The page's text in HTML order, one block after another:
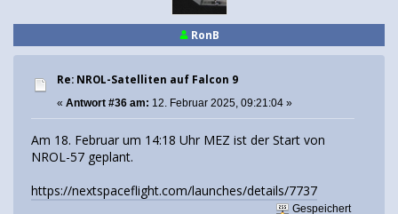
RonB
Re: NROL-Satelliten auf Falcon 9
« Antwort #36 am: 12. Februar 2025, 09:21:04 »
Am 18. Februar um 14:18 Uhr MEZ ist der Start von
NROL-57 geplant.
https://nextspaceflight.com/launches/details/7737
Gespeichert